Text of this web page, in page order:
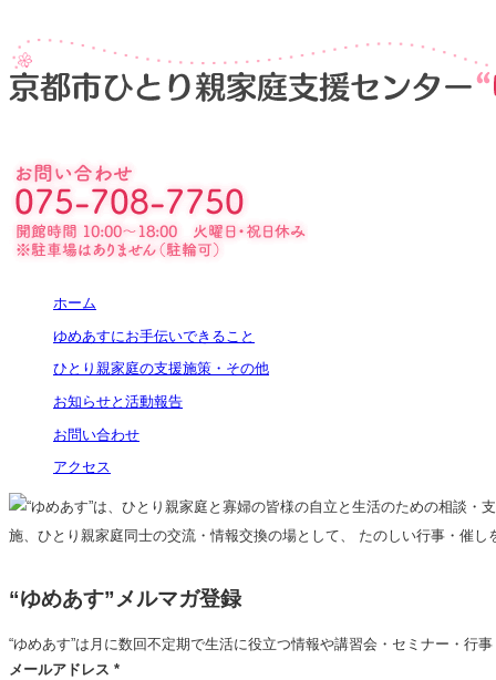
ホーム
ゆめあすにお手伝いできること
ひとり親家庭の支援施策・その他
お知らせと活動報告
お問い合わせ
アクセス
“ゆめあす”メルマガ登録
“ゆめあす”は月に数回不定期で生活に役立つ情報や講習会・セミナー・行
メールアドレス *